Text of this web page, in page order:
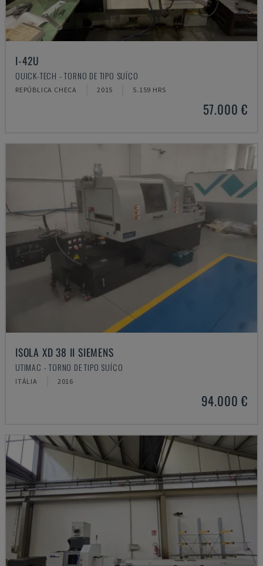
I-42U
QUICK-TECH - TORNO DE TIPO SUÍÇO
REPÚBLICA CHECA 2015 5.159 HRS
57.000 €
ISOLA XD 38 II SIEMENS
UTIMAC - TORNO DE TIPO SUÍÇO
ITÁLIA 2016
94.000 €